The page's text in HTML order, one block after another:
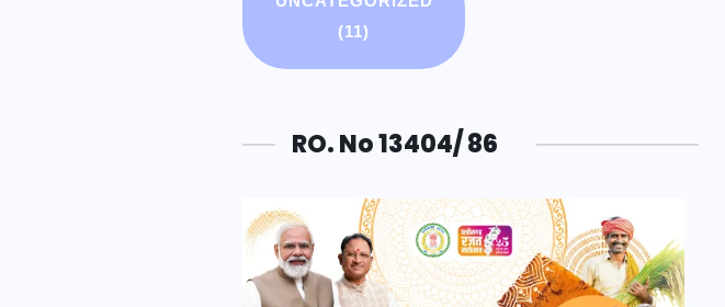
(11)
RO. No 13404/ 86